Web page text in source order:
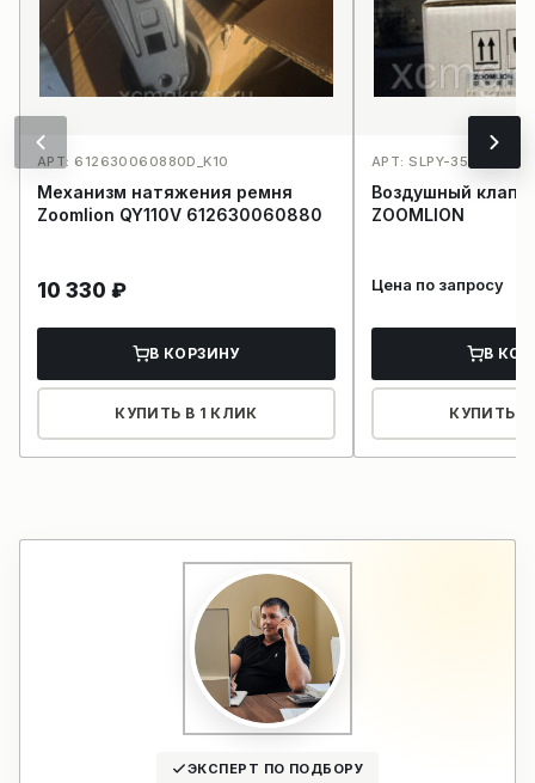
АРТ: 612630060880D_K10
Механизм натяжения ремня
Zoomlion QY110V 612630060880
10 330 ₽
В КОРЗИНУ
КУПИТЬ В 1 КЛИК
АРТ: SLPY-3527102_K1
Воздушный
ZOOMLION
Цена по запросу
В
КУПИТЬ В
ЭКСПЕРТ ПО ПОДБОРУ